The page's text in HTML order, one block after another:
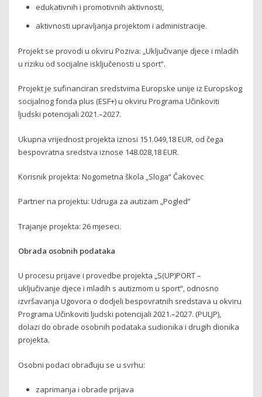
edukativnih i promotivnih aktivnosti,
aktivnosti upravljanja projektom i administracije.
Projekt se provodi u okviru Poziva: „Uključivanje djece i mladih
u riziku od socijalne isključenosti u sport“.
Projekt je sufinanciran sredstvima Europske unije iz Europskog
socijalnog fonda plus (ESF+) u okviru Programa Učinkoviti
ljudski potencijali 2021.–2027.
Ukupna vrijednost projekta iznosi 151.049,18 EUR, od čega
bespovratna sredstva iznose 148.028,18 EUR.
Korisnik projekta: Nogometna škola „Sloga“ Čakovec
Partner na projektu: Udruga za autizam „Pogled“
Trajanje projekta: 26 mjeseci.
Obrada osobnih podataka
U procesu prijave i provedbe projekta „S(UP)PORT –
uključivanje djece i mladih s autizmom u sport“, odnosno
izvršavanja Ugovora o dodjeli bespovratnih sredstava u okviru
Programa Učinkoviti ljudski potencijali 2021.–2027. (PULJP),
dolazi do obrade osobnih podataka sudionika i drugih dionika
projekta.
Osobni podaci obrađuju se u svrhu:
zaprimanja i obrade prijava